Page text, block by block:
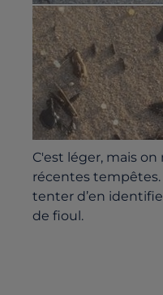
C'est léger, mais
récentes tempêtes.
tenter d’en
de fioul.